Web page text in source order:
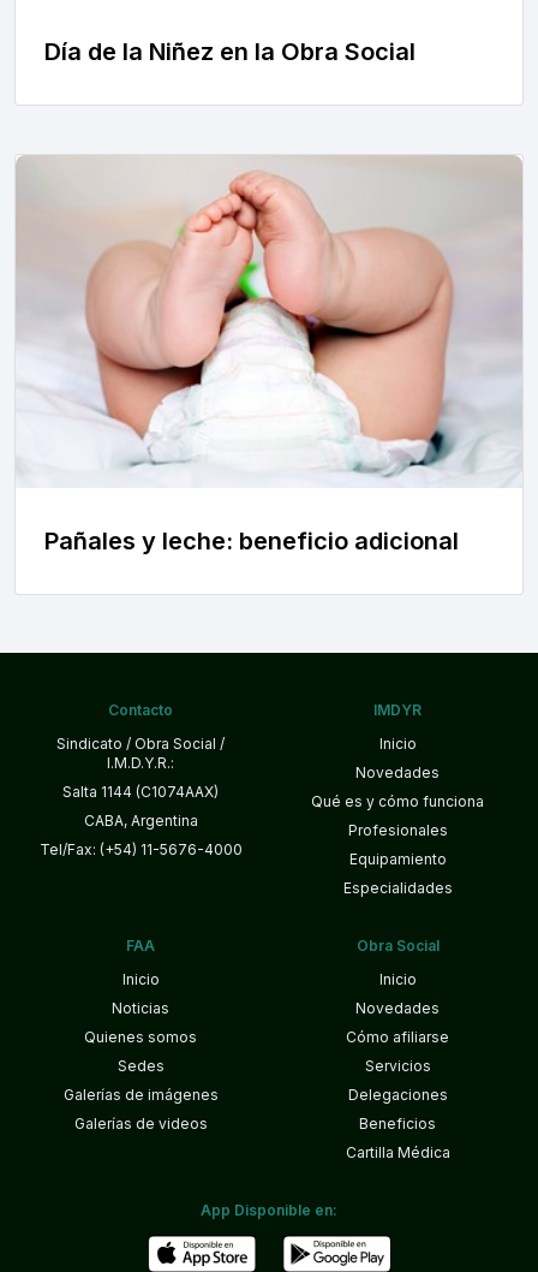
Día de la Niñez en la Obra Social
Pañales y leche: beneficio adicional
Contacto
Sindicato / Obra Social /
I.M.D.Y.R.:
Salta 1144 (C1074AAX)
CABA, Argentina
Tel/Fax: (+54) 11-5676-4000
IMDYR
Inicio
Novedades
Qué es y cómo funciona
Profesionales
Equipamiento
Especialidades
FAA
Inicio
Noticias
Quienes somos
Sedes
Galerías de imágenes
Galerías de videos
Obra Social
Inicio
Novedades
Cómo afiliarse
Servicios
Delegaciones
Beneficios
Cartilla Médica
App Disponible en: